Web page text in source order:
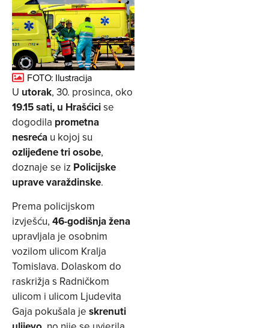
FOTO: Ilustracija
U utorak, 30. prosinca, oko
19.15 sati, u Hrašćicise
dogodila prometna
nesreća u kojoj su
ozlijeđene tri osobe,
doznaje se iz Policijske
uprave varaždinske.
Prema policijskom
izvješću, 46-godišnja žena
upravljala je osobnim
vozilom ulicom Kralja
Tomislava. Dolaskom do
raskrižja s Radničkom
ulicom i ulicom Ljudevita
Gaja pokušala je skrenuti